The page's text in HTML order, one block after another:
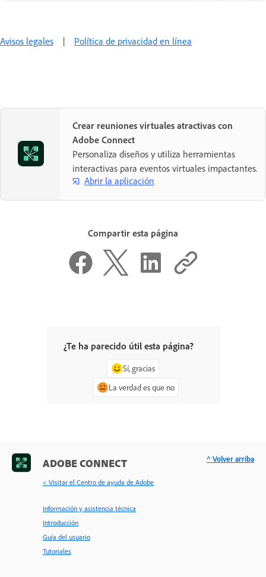
Avisos legales | Política de privacidad en línea
Crear reuniones virtuales atractivas con
Adobe Connect
Personaliza diseños y utiliza herramientas
interactivas para eventos virtuales impactantes.
Abrir la aplicación
Compartir esta página
¿Te ha parecido útil esta página?
Sí, gracias
La verdad es que no
ADOBE CONNECT
< Visitar el Centro de ayuda de Adobe
Información y asistencia técnica
Introducción
Guía del usuario
Tutoriales
^ Volver arriba